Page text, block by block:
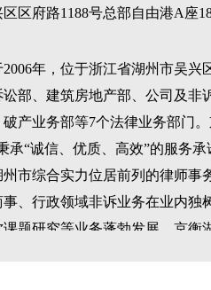
区府路1188号总部自由港A座
年，位于浙江省湖州市吴
部、建筑房地产部、公司及非
产业务部等7个法律业务部门
承“诚信、优质、高效”的服务
市综合实力位居前列的律师
、行政领域非诉业务在业内
题研究等业务蓬勃发展。京衡